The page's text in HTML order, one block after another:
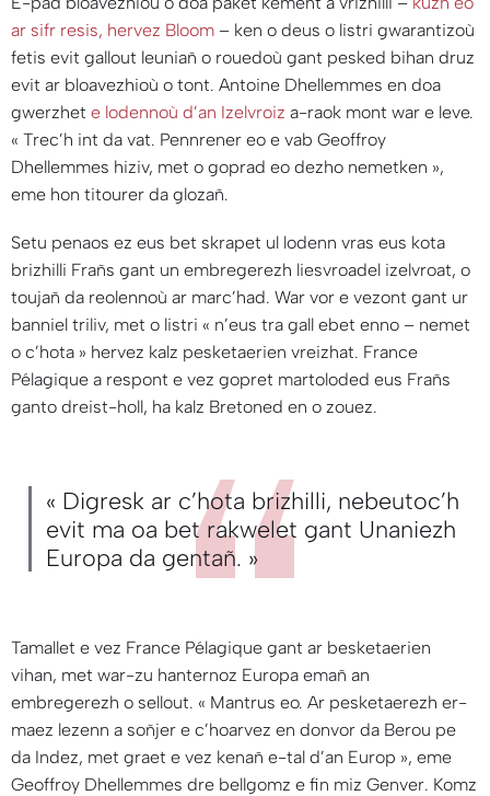
ar sifr resis, hervez Bloom– ken o deus o listri gwarantizoù
fetis evit gallout leuniañ o rouedoù gant pesked bihan druz
evit ar bloavezhioù o tont. Antoine Dhellemmes en doa
gwerzhet e lodennoù d’an Izelvroiz a-raok mont war e leve.
« Trec’h int da vat. Pennrener eo e vab Geoffroy
Dhellemmes hiziv, met o goprad eo dezho nemetken »,
eme hon titourer da glozañ.
Setu penaos ez eus bet skrapet ul lodenn vras eus kota
brizhilli Frañs gant un embregerezh liesvroadel izelvroat, o
toujañ da reolennoù ar marc’had. War vor e vezont gant ur
banniel triliv, met o listri « n’eus tra gall ebet enno – nemet
o c’hota» hervez kalz pesketaerien vreizhat. France
Pélagique a respont e vez gopret martoloded eus Frañs
ganto dreist-holl, ha kalz Bretoned en o zouez.
« Digresk ar c’hota brizhilli, nebeutoc’h
evit ma oa bet rakwelet gant Unaniezh
Europa da gentañ. »
Tamallet e vez France Pélagique gant ar besketaerien
vihan, met war-zu hanternoz Europa emañ an
embregerezh o sellout. « Mantrus eo. Ar pesketaerezh er-
maez lezenn a soñjer e c’hoarvez en donvor da Berou pe
da Indez, met graet e vez kenañ e-tal d’an Europ », eme
Geoffroy Dhellemmes dre bellgomz e fin miz Genver. Komz